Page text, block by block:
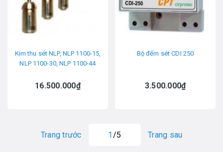
Kim thu sét NLP, NLP 1100-15,
NLP 1100-30, NLP 1100-44
16.500.000₫
Bộ đếm sét CDI 250
3.500.000₫
Trang trước 1 /5 Trang sau